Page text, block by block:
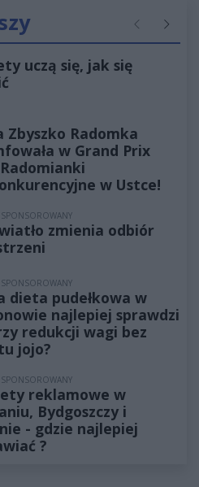
Poprzednie
uczą się, jak się
Zbyszko Radomka
w Grand Prix
Radomianki
w Ustce!
SPONSOROWANY
zmienia odbiór
SPONSOROWANY
dieta pudełkowa w
najlepiej sprawdzi
redukcji wagi bez
jojo?
SPONSOROWANY
reklamowe w
Bydgoszczy i
- gdzie najlepiej
?